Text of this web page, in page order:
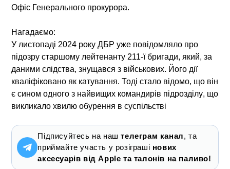
Офіс Генерального прокурора.
Нагадаємо:
У листопаді 2024 року ДБР уже повідомляло про
підозрустаршому лейтенанту 211-ї бригади, який, за
даними слідства, знущався з військових. Його дії
кваліфіковано як катування. Тоді стало відомо, що він
єсином одного з найвищих командирів підрозділу, що
викликало хвилю обурення в суспільстві
Підписуйтесь на наштелеграм канал, та
приймайте участь у розіграші нових
аксесуарів від Apple та талонів на паливо!